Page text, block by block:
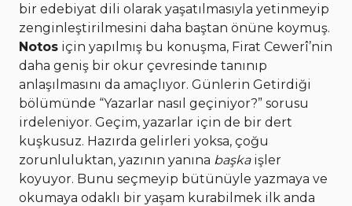
bir edebiyat dili olarak yaşatılmasıyla yetinmeyip
zenginleştirilmesini daha baştan önüne koymuş.
Notos için yapılmış bu konuşma, Firat Cewerî’nin
daha geniş bir okur çevresinde tanınıp
anlaşılmasını da amaçlıyor. Günlerin Getirdiği
bölümünde “Yazarlar nasıl geçiniyor?” sorusu
irdeleniyor. Geçim, yazarlar için de bir dert
kuşkusuz. Hazırda gelirleri yoksa, çoğu
zorunluluktan, yazının yanına başka işler
koyuyor. Bunu seçmeyip bütünüyle yazmaya ve
okumaya odaklı bir yaşam kurabilmek ilk anda